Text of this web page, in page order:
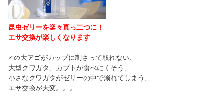
昆虫ゼリーを楽々真っ二つに！
エサ交換が楽しくなります
♂の大アゴがカップに刺さって取れない、
大型クワガタ、カブトが食べにくそう、
小さなクワガタがゼリーの中で溺れてしまう、
エサ交換が大変。。。